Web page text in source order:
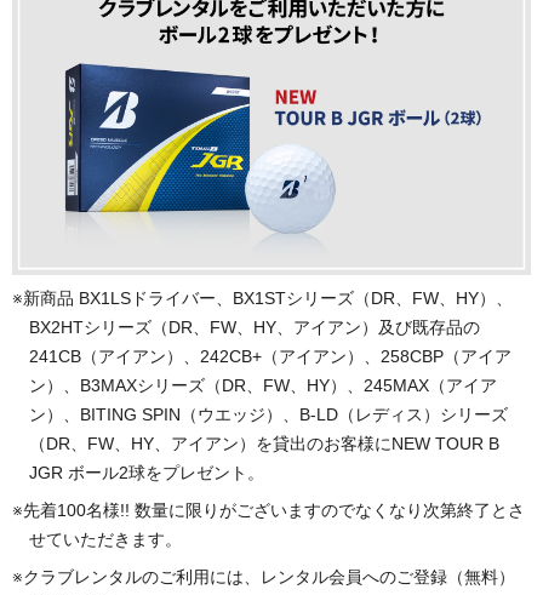
※新商品 BX1LSドライバー、BX1STシリーズ（DR、FW、HY）、
BX2HTシリーズ（DR、FW、HY、アイアン）及び既存品の
241CB（アイアン）、242CB+（アイアン）、258CBP（アイア
ン）、B3MAXシリーズ（DR、FW、HY）、245MAX（アイア
ン）、BITING SPIN（ウエッジ）、B-LD（レディス）シリーズ
（DR、FW、HY、アイアン）を貸出のお客様にNEW TOUR B
JGR ボール2球をプレゼント。
※先着100名様!! 数量に限りがございますのでなくなり次第終了とさ
せていただきます。
※クラブレンタルのご利用には、レンタル会員へのご登録（無料）